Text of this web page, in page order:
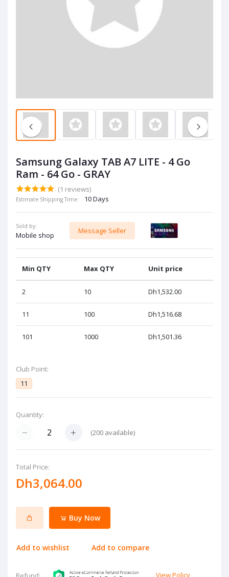
Samsung Galaxy TAB A7 LITE - 4 Go
Ram - 64 Go - GRAY
(1 reviews)
Estimate Shipping Time: 10 Days
Sold by:
Mobile shop
Message Seller
Min QTY Max QTY Unit price
2 10 Dh1,532.00
11 100 Dh1,516.68
101 1000 Dh1,501.36
Club Point:
11
Quantity:
(200 available)
Total Price:
Dh3,064.00
Buy Now
Add to wishlist Add to compare
View Policy